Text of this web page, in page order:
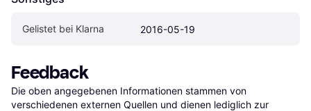
Gelistet bei Klarna 2016-05-19
Feedback
Die oben angegebenen Informationen stammen von
verschiedenen externen Quellen und dienen lediglich zur